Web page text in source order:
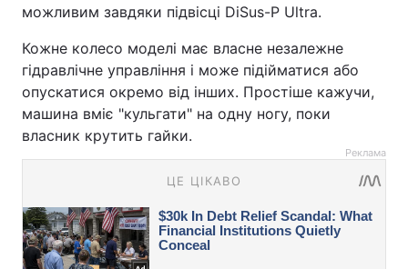
можливим завдяки підвісці DiSus-P Ultra.
Кожне колесо моделі має власне незалежне
гідравлічне управління і може підійматися або
опускатися окремо від інших. Простіше кажучи,
машина вміє "кульгати" на одну ногу, поки
власник крутить гайки.
Реклама